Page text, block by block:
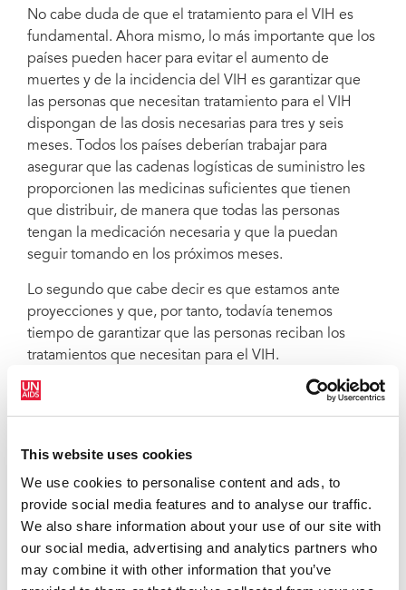
This website uses cookies
We use cookies to personalise content and ads, to
provide social media features and to analyse our traffic.
We also share information about your use of our site with
our social media, advertising and analytics partners who
may combine it with other information that you’ve
No cabe duda de que el tratamiento para el VIH es
fundamental. Ahora mismo, lo más importante que los
países pueden hacer para evitar el aumento de
muertes y de la incidencia del VIH es garantizar que
las personas que necesitan tratamiento para el VIH
dispongan de las dosis necesarias para tres y seis
meses. Todos los países deberían trabajar para
asegurar que las cadenas logísticas de suministro les
proporcionen las medicinas suficientes que tienen
que distribuir, de manera que todas las personas
tengan la medicación necesaria y que la puedan
seguir tomando en los próximos meses.
Lo segundo que cabe decir es que estamos ante
proyecciones y que, por tanto, todavía tenemos
tiempo de garantizar que las personas reciban los
tratamientos que necesitan para el VIH.
Evitemos lo que este modelo predice que podría
pasar, y consigamos la medicación para las personas
¿Influye realmente la disponibilidad de los
preservativos?
Nuestros modelos demostraron que, con respecto a
los servicios de prevención, la disponibilidad de los